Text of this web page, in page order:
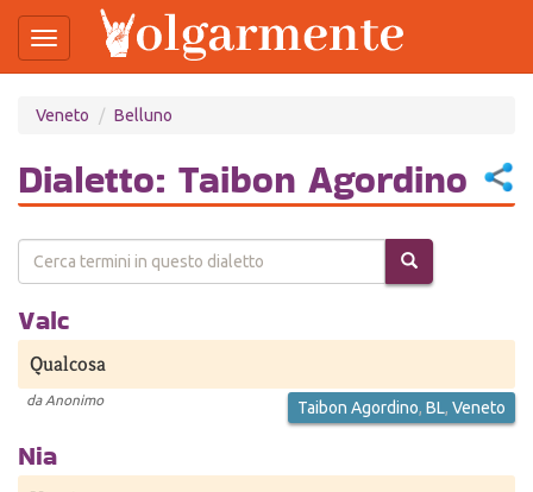
Toggle
navigation
Veneto Belluno
Dialetto: Taibon Agordino
Valc
Qualcosa
da Anonimo Taibon Agordino, BL, Veneto
Nia